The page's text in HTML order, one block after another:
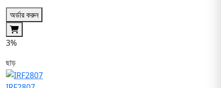
অর্ডার করুন
3%
ছাড়